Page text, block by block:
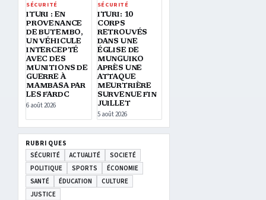
SÉCURITÉ
ITURI : EN
PROVENANCE
DE BUTEMBO,
UN VÉHICULE
INTERCEPTÉ
AVEC DES
MUNITIONS DE
GUERRE À
MAMBASA PAR
LES FARDC
6 août 2026
SÉCURITÉ
ITURI: 10
CORPS
RETROUVÉS
DANS UNE
ÉGLISE DE
MUNGUIKO
APRÈS UNE
ATTAQUE
MEURTRIÈRE
SURVENUE FIN
JUILLET
5 août 2026
RUBRIQUES
SÉCURITÉ
ACTUALITÉ
SOCIETÉ
POLITIQUE
SPORTS
ÉCONOMIE
SANTÉ
ÉDUCATION
CULTURE
JUSTICE